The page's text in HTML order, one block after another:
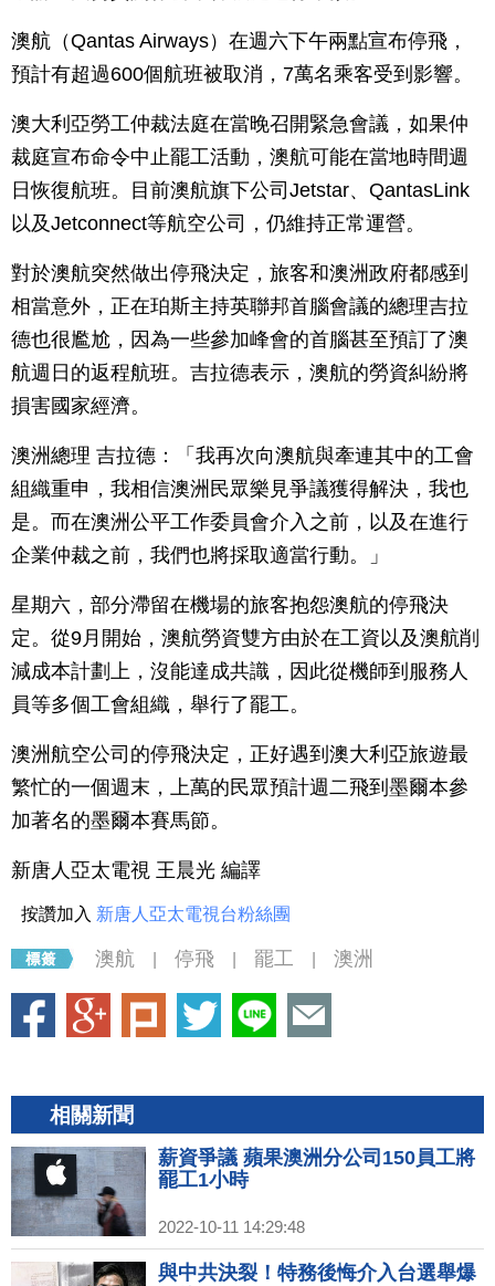
澳航（Qantas Airways）在週六下午兩點宣布停飛，
預計有超過600個航班被取消，7萬名乘客受到影響。
澳大利亞勞工仲裁法庭在當晚召開緊急會議，如果仲
裁庭宣布命令中止罷工活動，澳航可能在當地時間週
日恢復航班。目前澳航旗下公司Jetstar、QantasLink
以及Jetconnect等航空公司，仍維持正常運營。
對於澳航突然做出停飛決定，旅客和澳洲政府都感到
相當意外，正在珀斯主持英聯邦首腦會議的總理吉拉
德也很尷尬，因為一些參加峰會的首腦甚至預訂了澳
航週日的返程航班。吉拉德表示，澳航的勞資糾紛將
損害國家經濟。
澳洲總理 吉拉德：「我再次向澳航與牽連其中的工會
組織重申，我相信澳洲民眾樂見爭議獲得解決，我也
是。而在澳洲公平工作委員會介入之前，以及在進行
企業仲裁之前，我們也將採取適當行動。」
星期六，部分滯留在機場的旅客抱怨澳航的停飛決
定。從9月開始，澳航勞資雙方由於在工資以及澳航削
減成本計劃上，沒能達成共識，因此從機師到服務人
員等多個工會組織，舉行了罷工。
澳洲航空公司的停飛決定，正好遇到澳大利亞旅遊最
繁忙的一個週末，上萬的民眾預計週二飛到墨爾本參
加著名的墨爾本賽馬節。
新唐人亞太電視 王晨光 編譯
按讚加入 新唐人亞太電視台粉絲團
澳航 停飛 罷工 澳洲
相關新聞
薪資爭議 蘋果澳洲分公司150員工將
罷工1小時
2022-10-11 14:29:48
與中共決裂！特務後悔介入台選舉爆